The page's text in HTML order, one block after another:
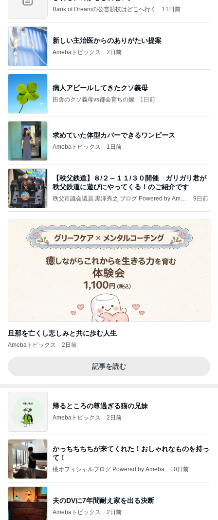
Bank of Dreamの公営競技はどこへ行く 11日前
新しい主治医からのありがたい提案
Amebaトピックス 2日前
病人アピールしてきたクソ義母
田舎のクソ義母vs都会育ちの嫁 1日前
求めていた体型カバーできるワンピース
Amebaトピックス 1日前
【秩父鉄道】８/２～１１/３０開催 ガリガリ君が
秩父鉄道に遊びにやってくる！のご紹介です
秩父市議会議員 黒澤秀之 ブログ Powered by Ameb
9日前
旦那を亡くし悲しみと共に歩む人生
Amebaトピックス 2日前
記事を読む
帰るところの尊過ぎる猫の兄妹
Amebaトピックス 2日前
かっちちちちが来てくれた！おしゃれなものを持っ
て！
桃オフィシャルブログ Powered by Ameba 10日前
夫のDVに7年間耐え家を出る決断
Amebaトピックス 2日前